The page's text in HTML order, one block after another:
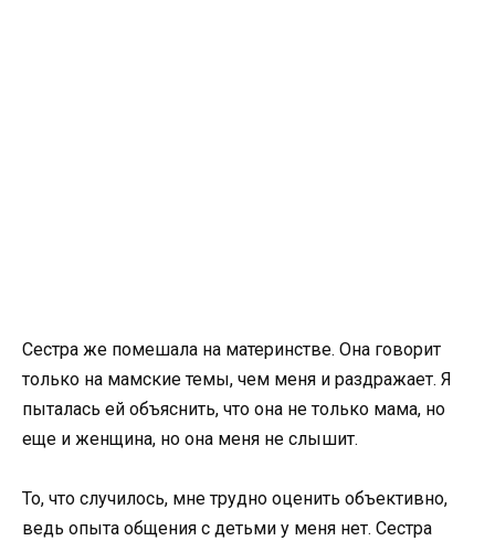
Сестра же помешала на материнстве. Она говорит
только на мамские темы, чем меня и раздражает. Я
пыталась ей объяснить, что она не только мама, но
еще и женщина, но она меня не слышит.
То, что случилось, мне трудно оценить объективно,
ведь опыта общения с детьми у меня нет. Сестра